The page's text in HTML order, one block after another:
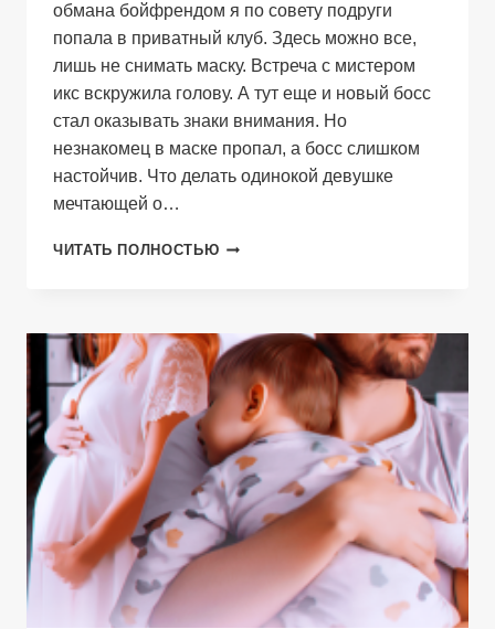
обмана бойфрендом я по совету подруги
попала в приватный клуб. Здесь можно все,
лишь не снимать маску. Встреча с мистером
икс вскружила голову. А тут еще и новый босс
стал оказывать знаки внимания. Но
незнакомец в маске пропал, а босс слишком
настойчив. Что делать одинокой девушке
мечтающей о…
ЧИТАТЬ ПОЛНОСТЬЮ БОСС